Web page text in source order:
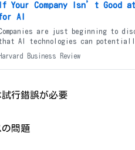
If Your Company Isn’t
AI
are just beginning to
AI technologies can
Business Review
行錯誤が必要
問題